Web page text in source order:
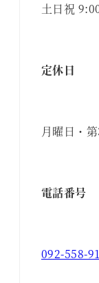
土日祝
定休日
月曜日・
電話番号
092-558-